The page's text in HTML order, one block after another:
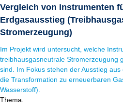
Vergleich von Instrumenten
Erdgasausstieg
Stromerzeugung)
Im Projekt wird untersucht, welche
treibhausgasneutrale Stromerzeugung
sind. Im Fokus stehen der Ausstieg
die Transformation zu erneuerbaren
Wasserstoff).
Thema: